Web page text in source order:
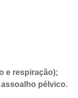
e respiração);
pélvico.